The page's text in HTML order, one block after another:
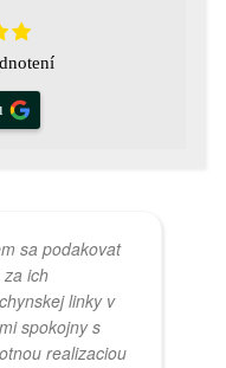
sa podakovat
ich
linky v
spokojny s
realizaciou